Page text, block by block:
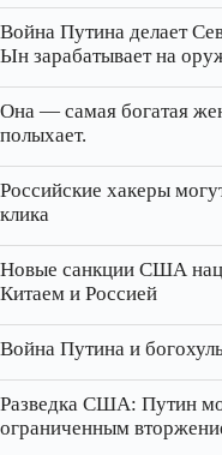
Война Путина делает
Ын зарабатывает на
Она — самая богатая
полыхает.
Российские хакеры
клика
Новые санкции США
Китаем и Россией
Война Путина и
Разведка США: Путин
ограниченным